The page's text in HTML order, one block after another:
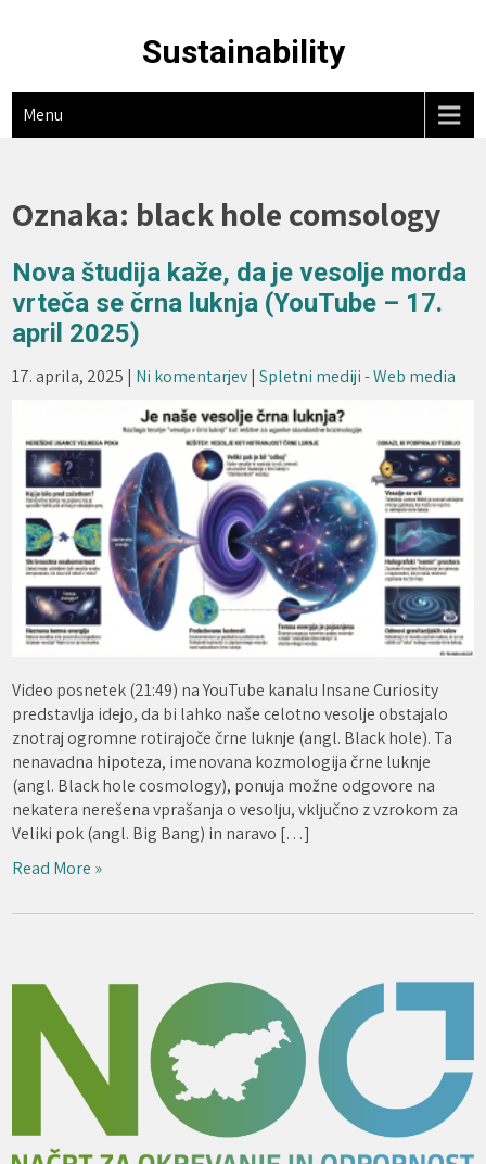
Sustainability
Menu
Oznaka: black hole comsology
Nova študija kaže, da je vesolje morda
vrteča se črna luknja (YouTube – 17.
april 2025)
17. aprila, 2025 | Ni komentarjev|Spletni mediji - Web media
Video posnetek (21:49) na YouTube kanalu Insane Curiosity
predstavlja idejo, da bi lahko naše celotno vesolje obstajalo
znotraj ogromne rotirajoče črne luknje (angl. Black hole). Ta
nenavadna hipoteza, imenovana kozmologija črne luknje
(angl. Black hole cosmology), ponuja možne odgovore na
nekatera nerešena vprašanja o vesolju, vključno z vzrokom za
Veliki pok (angl. Big Bang) in naravo […]
Read More »